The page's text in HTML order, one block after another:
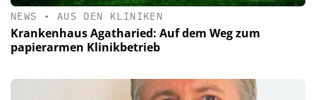
NEWS • AUS DEN KLINIKEN
Krankenhaus Agatharied: Auf dem Weg zum
papierarmen Klinikbetrieb